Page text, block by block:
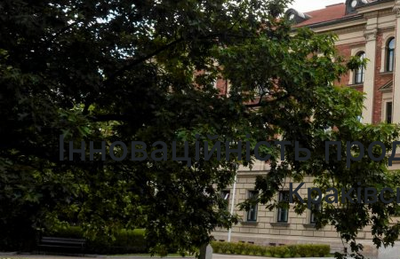
Університети Познані
Університети в Катовіцах
Університети в Гданську
Інноваційність